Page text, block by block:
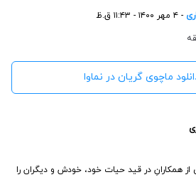
- ۴ مهر ۱۴۰۰ - ۱۱:۴۳ ق.ظ
ماچوی گریان در نماوا
همکارانِ در قید حیات خود، خودش و دیگران را